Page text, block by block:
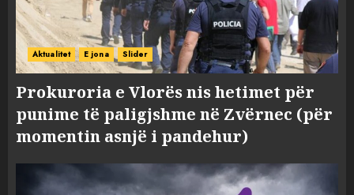
Aktualitet E jona Slider
Prokuroria e Vlorës nis hetimet për
punime të paligjshme në Zvërnec (për
momentin asnjë i pandehur)